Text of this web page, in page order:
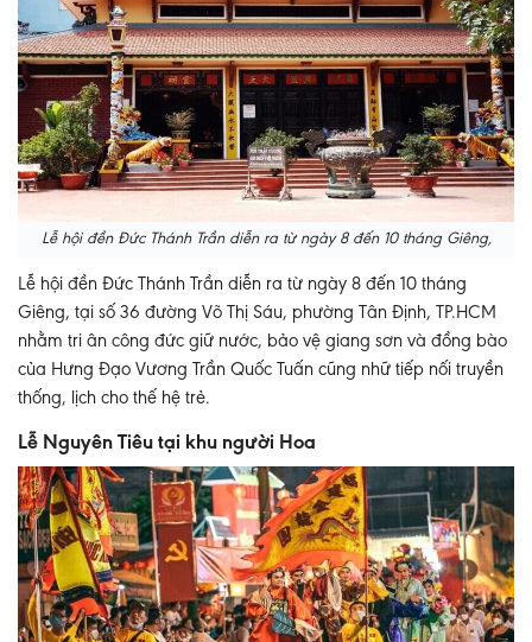
Lễ hội đền Đức Thánh Trần diễn ra từ ngày 8 đến 10 tháng Giêng,
Lễ hội đền Đức Thánh Trần diễn ra từ ngày 8 đến 10 tháng
Giêng, tại số 36 đường Võ Thị Sáu, phường Tân Định, TP.HCM
nhằm tri ân công đức giữ nước, bảo vệ giang sơn và đồng bào
của Hưng Đạo Vương Trần Quốc Tuấn cũng nhữ tiếp nối truyền
thống, lịch cho thế hệ trẻ.
Lễ Nguyên Tiêu tại khu người Hoa